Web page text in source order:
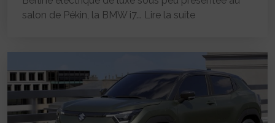
salon de Pékin, la BMW i7... Lire la suite